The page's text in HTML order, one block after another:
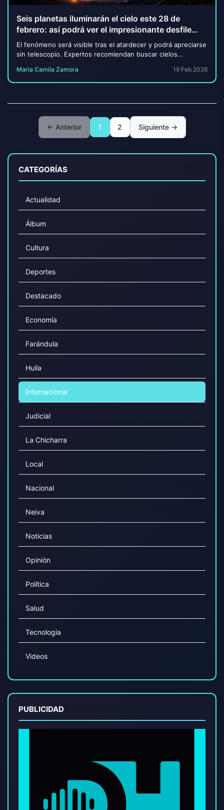
Seis planetas iluminarán el cielo este 28 de
febrero: así podrá ver el impresionante desfile
astronómico
El fenómeno será visible tras el atardecer y podrá apreciarse
sin telescopio. Expertos recomiendan buscar cielos
Maria Camila Zamora 19 Feb 2026
← Anterior 1 2 Siguiente →
CATEGORÍAS
Actualidad
Álbum
Cultura
Deportes
Destacado
Economía
Farándula
Huila
Internacional
Judicial
La Chicharra
Local
Nacional
Neiva
Noticias
Opinión
Política
Salud
Tecnologia
Videos
PUBLICIDAD